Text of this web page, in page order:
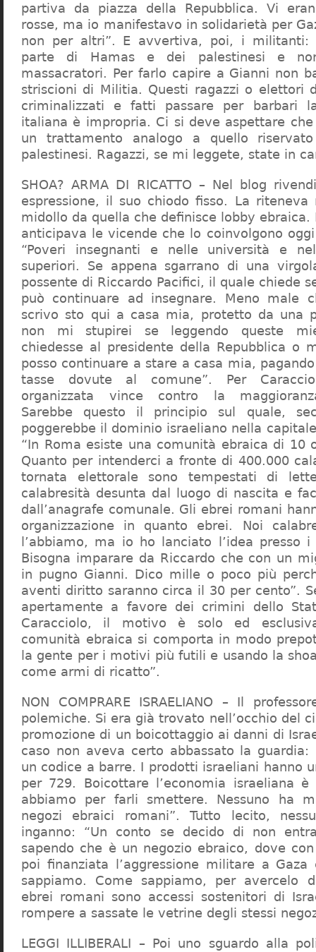
partiva da piazza della Repubblica. Vi
rosse, ma io manifestavo in solidarietà per
non per altri”. E avvertiva, poi, i militanti:
parte di Hamas e dei palestinesi e
massacratori. Per farlo capire a Gianni non
striscioni di Militia. Questi ragazzi o elettori
criminalizzati e fatti passare per barbari
italiana è impropria. Ci si deve aspettare
un trattamento analogo a quello
palestinesi. Ragazzi, se mi leggete, state in
SHOA? ARMA DI RICATTO – Nel blog
espressione, il suo chiodo fisso. La
midollo da quella che definisce lobby ebraica.
anticipava le vicende che lo coinvolgono
“Poveri insegnanti e nelle università e
superiori. Se appena sgarrano di una
possente di Riccardo Pacifici, il quale chiede
può continuare ad insegnare. Meno male
scrivo sto qui a casa mia, protetto da una
non mi stupirei se leggendo queste
chiedesse al presidente della Repubblica o
posso continuare a stare a casa mia,
tasse dovute al comune”. Per
organizzata vince contro la
Sarebbe questo il principio sul quale,
poggerebbe il dominio israeliano nella
“In Roma esiste una comunità ebraica di 10
Quanto per intenderci a fronte di 400.000
tornata elettorale sono tempestati di
calabresità desunta dal luogo di nascita e
dall’anagrafe comunale. Gli ebrei romani
organizzazione in quanto ebrei. Noi
l’abbiamo, ma io ho lanciato l’idea presso
Bisogna imparare da Riccardo che con un
in pugno Gianni. Dico mille o poco più
aventi diritto saranno circa il 30 per cento”.
apertamente a favore dei crimini dello
Caracciolo, il motivo è solo ed
comunità ebraica si comporta in modo
la gente per i motivi più futili e usando la
come armi di ricatto”.
NON COMPRARE ISRAELIANO – Il
polemiche. Si era già trovato nell’occhio del
promozione di un boicottaggio ai danni di
caso non aveva certo abbassato la guardia:
un codice a barre. I prodotti israeliani hanno
per 729. Boicottare l’economia israeliana è
abbiamo per farli smettere. Nessuno ha
negozi ebraici romani”. Tutto lecito,
inganno: “Un conto se decido di non
sapendo che è un negozio ebraico, dove
poi finanziata l’aggressione militare a
sappiamo. Come sappiamo, per avercelo
ebrei romani sono accessi sostenitori di
rompere a sassate le vetrine degli stessi
LEGGI ILLIBERALI – Poi uno sguardo alla